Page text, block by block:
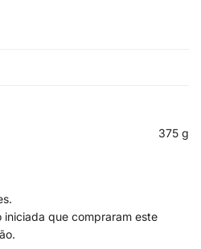
375 g
iniciada que compraram este